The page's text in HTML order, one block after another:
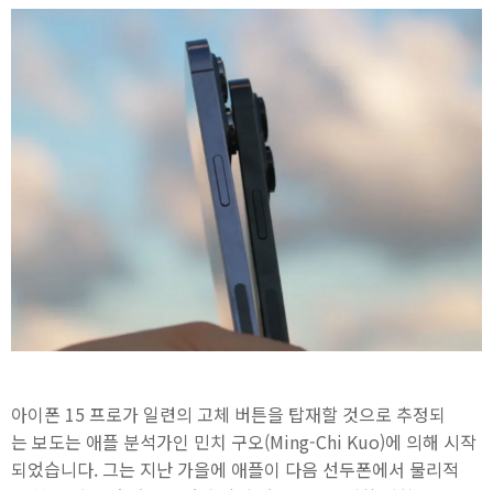
아이폰 15 프로가 일련의 고체 버튼을 탑재할 것으로 추정되
는 보도는 애플 분석가인 민치 구오(Ming-Chi Kuo)에 의해 시작
되었습니다. 그는 지난 가을에 애플이 다음 선두폰에서 물리적